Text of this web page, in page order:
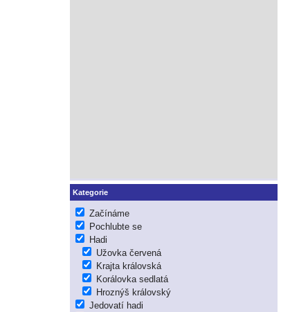
Kategorie
Začínáme
Pochlubte se
Hadi
Užovka červená
Krajta královská
Korálovka sedlatá
Hroznýš královský
Jedovatí hadi